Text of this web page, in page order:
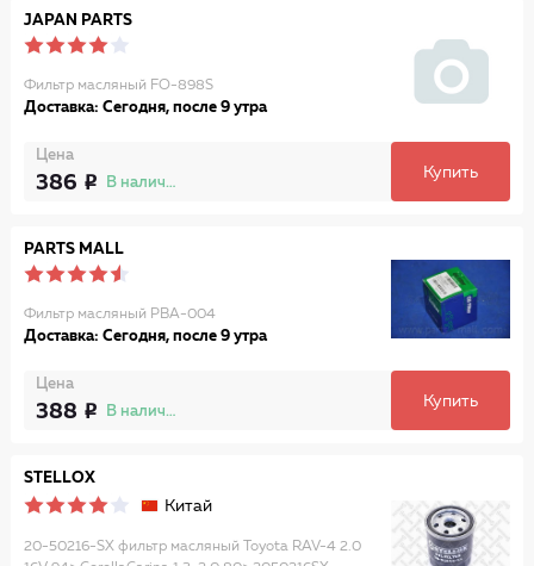
JAPAN PARTS
Фильтр масляный FO-898S
Доставка: Сегодня, после 9 утра
Цена
386 В наличии
Купить
PARTS MALL
Фильтр мaсляный PBA-004
Доставка: Сегодня, после 9 утра
Цена
388 В наличии
Купить
STELLOX
Китай
20-50216-SX фильтр масляный Toyota RAV-4 2.0